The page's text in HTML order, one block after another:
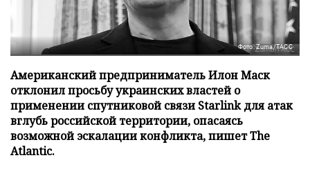
Фото: Zuma/ТАСС
Американский предприниматель Илон Маск
отклонил просьбу украинских властей о
применении спутниковой связи Starlink для атак
вглубь российской территории, опасаясь
возможной эскалации конфликта, пишет The
Atlantic.